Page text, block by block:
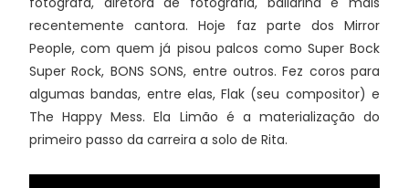
recentemente cantora. Hoje faz parte dos Mirror
People, com quem já pisou palcos como Super Bock
Super Rock, BONS SONS, entre outros. Fez coros para
algumas bandas, entre elas, Flak (seu compositor) e
The Happy Mess. Ela Limão é a materialização do
primeiro passo da carreira a solo de Rita.